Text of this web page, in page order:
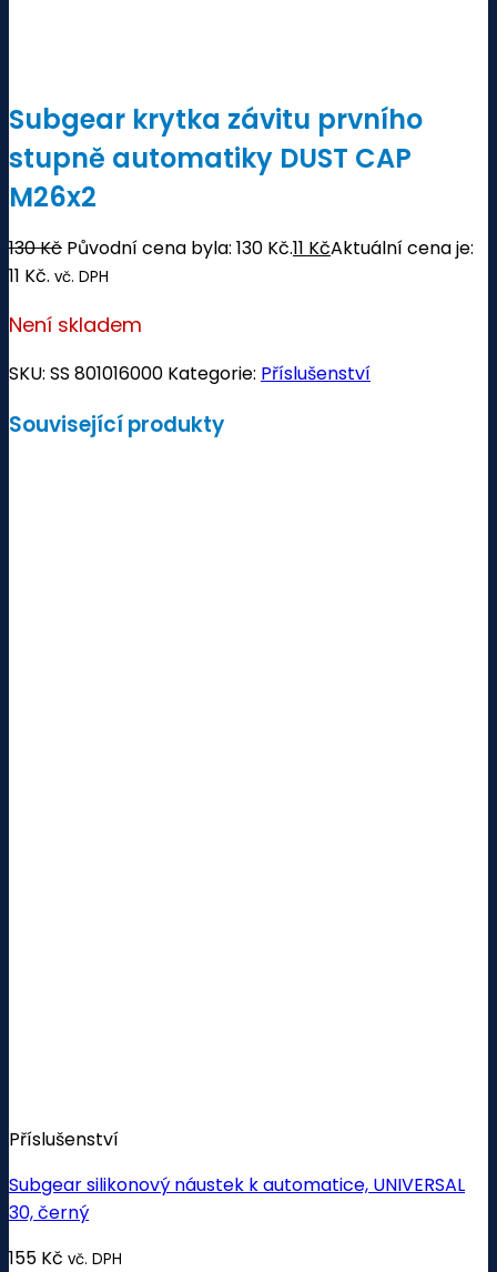
Subgear krytka závitu prvního
stupně automatiky DUST CAP
M26x2
130Kč Původní cena byla: 130 Kč.11 KčAktuální cena je:
11 Kč. vč. DPH
Není skladem
SKU: SS 801016000 Kategorie: Příslušenství
Související produkty
Příslušenství
Subgear silikonový náustek k automatice, UNIVERSAL
30, černý
155 Kč vč. DPH